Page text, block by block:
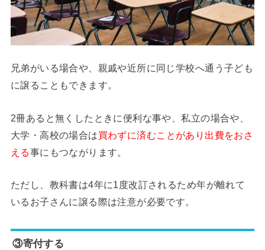
兄弟がいる場合や、親戚や近所に同じ学校へ通う子ども
に譲ることもできます。
2冊あると無くしたときに便利な事や、私立の場合や、
大学・高校の場合は買わずに済むことがあり出費をおさ
える事にもつながります。
ただし、教科書は4年に1度改訂されるため年が離れて
いるお子さんに譲る際は注意が必要です。
③寄付する